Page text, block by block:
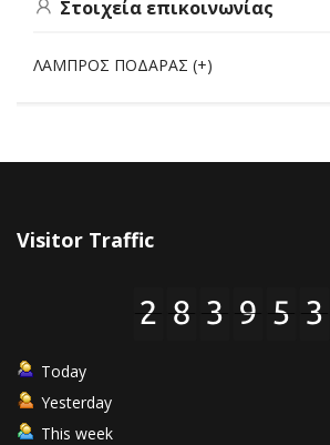
Στοιχεία επικοινωνίας
ΛΑΜΠΡΟΣ ΠΟΔΑΡΑΣ (+)
Visitor Traffic
Today
Yesterday
This week